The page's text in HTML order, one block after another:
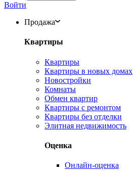
Войти
Продажа
Квартиры
Квартиры
Квартиры в новых домах
Новостройки
Комнаты
Обмен квартир
Квартиры с ремонтом
Квартиры без отделки
Элитная недвижимость
Оценка
Онлайн-оценка